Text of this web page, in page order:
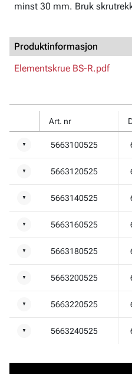
minst 30 mm. Bruk
Produktinformasjon
Elementskrue BS-R.pdf
Art. nr
▼ 5663100525
▼ 5663120525
▼ 5663140525
▼ 5663160525
▼ 5663180525
▼ 5663200525
▼ 5663220525
▼ 5663240525